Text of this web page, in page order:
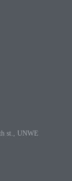
st., UNWE